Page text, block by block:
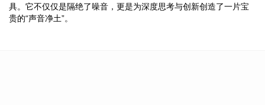
具。它不仅仅是隔绝了噪音，更是为深度思考与创新创造了一片宝
贵的“声音净土”。